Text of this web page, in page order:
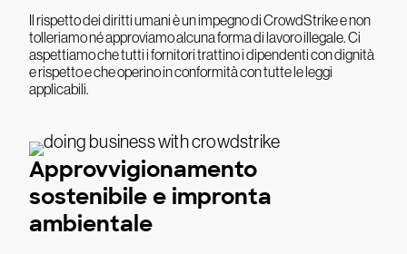
Il rispetto dei diritti umani è un impegno di CrowdStrike e non
tolleriamo né approviamo alcuna forma di lavoro illegale. Ci
aspettiamo che tutti i fornitori trattino i dipendenti con dignità
e rispetto e che operino in conformità con tutte le leggi
applicabili.
Approvvigionamento
sostenibile e impronta
ambientale